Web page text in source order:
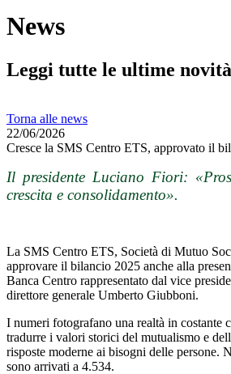
News
Leggi tutte le ultime novità
Torna alle news
22/06/2026
Cresce la SMS Centro ETS, approvato il
Il presidente Luciano Fiori:
crescita e consolidamento».
La SMS Centro ETS, Società di Mutuo
approvare il bilancio 2025 anche alla
Banca Centro rappresentato dal vice
direttore generale Umberto Giubboni.
I numeri fotografano una realtà in costante
tradurre i valori storici del mutualismo e
risposte moderne ai bisogni delle persone.
sono arrivati a 4.534.